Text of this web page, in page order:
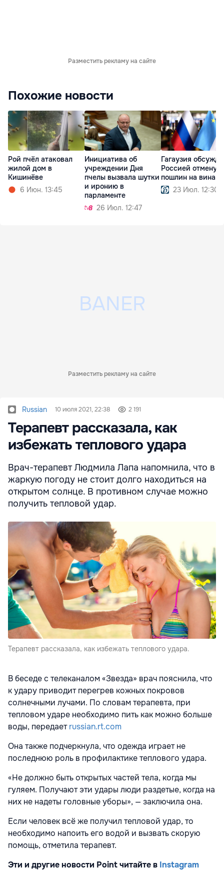
Разместить рекламу на сайте
Похожие новости
Рой пчёл атаковал
жилой дом в
Кишинёве
6 Июн. 13:45
Инициатива об
учреждении Дня
пчелы вызвала шутки
и иронию в
парламенте
26 Июл. 12:47
Гагаузия
Россией отмену
пошлин на вина
23 Июл. 12:30
Разместить рекламу на сайте
Russian 10 июля 2021, 22:38 2 191
Терапевт рассказала, как
избежать теплового удара
Врач-терапевт Людмила Лапа напомнила, что в
жаркую погоду не стоит долго находиться на
открытом солнце. В противном случае можно
получить тепловой удар.
Терапевт рассказала, как избежать теплового удара.
В беседе с телеканалом «Звезда» врач пояснила, что
к удару приводит перегрев кожных покровов
солнечными лучами. По словам терапевта, при
тепловом ударе необходимо пить как можно больше
воды, передаетrussian.rt.com
Она также подчеркнула, что одежда играет не
последнюю роль в профилактике теплового удара.
«Не должно быть открытых частей тела, когда мы
гуляем. Получают эти удары люди раздетые, когда на
них не надеты головные уборы», — заключила она.
Если человек всё же получил тепловой удар, то
необходимо напоить его водой и вызвать скорую
помощь, отметила терапевт.
Эти и другие новости Point читайте в Instagram